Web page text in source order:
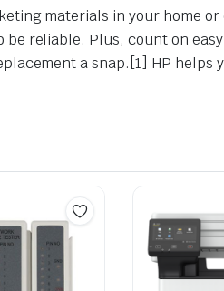
materials in your home
reliable. Plus, count on
a snap.[1] HP